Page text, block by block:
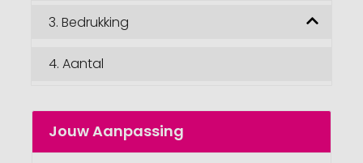
3. Bedrukking
4. Aantal
Jouw Aanpassing